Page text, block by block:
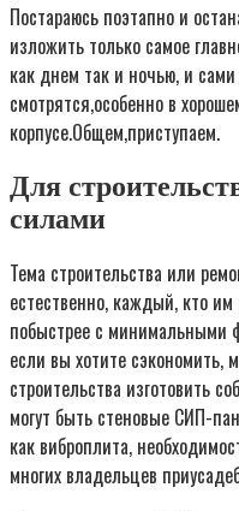
Постараюсь поэтапно и
изложить только самое
как днем так и ночью, и
смотрятся,особенно в
корпусе.Общем,приступаем.
Для
силами
Тема строительства или
естественно, каждый, кто
побыстрее с минимальными
если вы хотите
строительства изготовить
могут быть стеновые СИП-
как виброплита,
многих владельцев